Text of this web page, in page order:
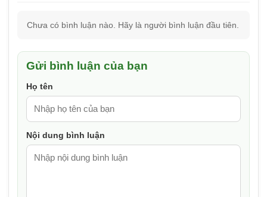
Chưa có bình luận nào. Hãy là người bình luận đầu tiên.
Gửi bình luận của bạn
Họ tên
Nội dung bình luận